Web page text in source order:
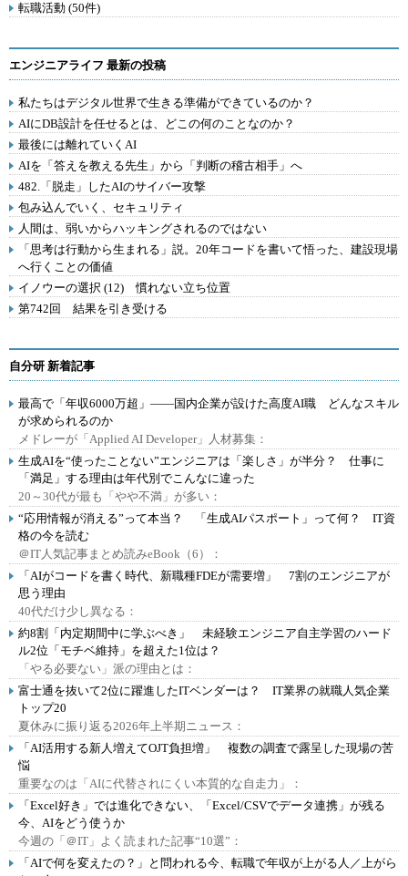
転職活動 (50件)
エンジニアライフ 最新の投稿
私たちはデジタル世界で生きる準備ができているのか？
AIにDB設計を任せるとは、どこの何のことなのか？
最後には離れていくAI
AIを「答えを教える先生」から「判断の稽古相手」へ
482.「脱走」したAIのサイバー攻撃
包み込んでいく、セキュリティ
人間は、弱いからハッキングされるのではない
「思考は行動から生まれる」説。20年コードを書いて悟った、建設現場
へ行くことの価値
イノウーの選択 (12) 慣れない立ち位置
第742回 結果を引き受ける
自分研 新着記事
最高で「年収6000万超」――国内企業が設けた高度AI職 どんなスキル
が求められるのか
メドレーが「Applied AI Developer」人材募集：
生成AIを“使ったことない”エンジニアは「楽しさ」が半分？ 仕事に
「満足」する理由は年代別でこんなに違った
20～30代が最も「やや不満」が多い：
“応用情報が消える”って本当？ 「生成AIパスポート」って何？ IT資
格の今を読む
＠IT人気記事まとめ読みeBook（6）：
「AIがコードを書く時代、新職種FDEが需要増」 7割のエンジニアが
思う理由
40代だけ少し異なる：
約8割「内定期間中に学ぶべき」 未経験エンジニア自主学習のハード
ル2位「モチベ維持」を超えた1位は？
「やる必要ない」派の理由とは：
富士通を抜いて2位に躍進したITベンダーは？ IT業界の就職人気企業
トップ20
夏休みに振り返る2026年上半期ニュース：
「AI活用する新人増えてOJT負担増」 複数の調査で露呈した現場の苦
悩
重要なのは「AIに代替されにくい本質的な自走力」：
「Excel好き」では進化できない、「Excel/CSVでデータ連携」が残る
今、AIをどう使うか
今週の「＠IT」よく読まれた記事“10選”：
「AIで何を変えたの？」と問われる今、転職で年収が上がる人／上がら